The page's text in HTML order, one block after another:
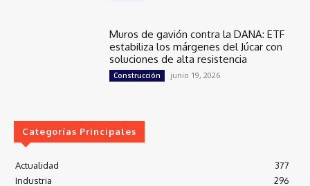
Muros de gavión contra la DANA: ETF
estabiliza los márgenes del Júcar con
soluciones de alta resistencia
Construcción junio 19, 2026
Categorías Principales
Actualidad
377
Industria
296